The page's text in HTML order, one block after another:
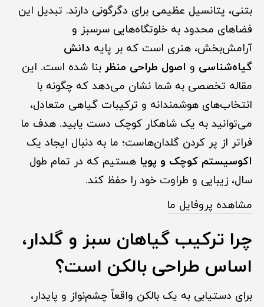
بتنی، پتانسیل عظیمی برای دگرگونی دارند. تبدیل این
فضاهای محدود به خلوتگاه‌هایی سرسبز و
آرامش‌بخش، هنری است که بر پایه دانش
گیاه‌شناسی و اصول طراحی منظر بنا شده است. این
مقاله تخصصی به شما نشان می‌دهد که چگونه با
انتخاب‌های هوشمندانه و ترکیبات گیاهی متعادل،
می‌توانید به یک شاهکار کوچک دست یابید. هدف ما
فراتر از پر کردن گلدان‌هاست؛ ما به دنبال ایجاد یک
اکوسیستم کوچک و پویا هستیم که در تمام طول
سال، زیبایی و طراوت خود را حفظ کند.
مشاهده پروفایل ما
چرا ترکیب گیاهان سبز و گلدار،
اساس طراحی بالکن است؟
برای دستیابی به یک بالکن واقعاً چشم‌نواز و پایدار،